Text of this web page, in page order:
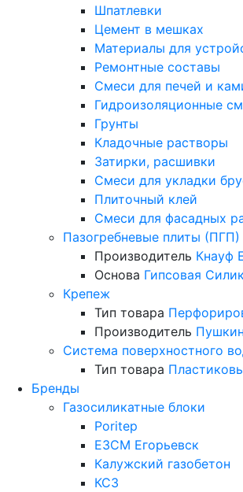
Шпатлевки
Цемент в мешках
Материалы для
Ремонтные составы
Смеси для печей и
Гидроизоляционные
Грунты
Кладочные растворы
Затирки, расшивки
Смеси для укладки
Плиточный клей
Смеси для фасадных
Пазогребневые плиты (ПГП)
Производитель Кнауф
Основа Гипсовая
Крепеж
Тип товара
Производитель
Система поверхностного
Тип товара
Бренды
Газосиликатные блоки
Poritep
ЕЗСМ Егорьевск
Калужский газобетон
КСЗ